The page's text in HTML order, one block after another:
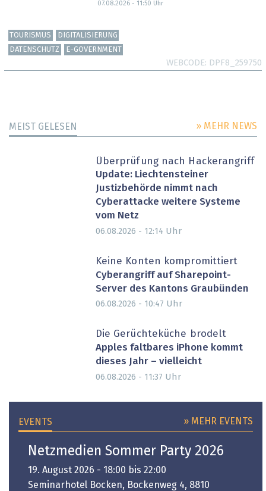
07.08.2026 - 11:50 Uhr
TOURISMUS
DIGITALISIERUNG
DATENSCHUTZ
E-GOVERNMENT
WEBCODE DPF8_259750
MEIST GELESEN » MEHR NEWS
Überprüfung nach Hackerangriff
Update: Liechtensteiner
Justizbehörde nimmt nach
Cyberattacke weitere Systeme
vom Netz
06.08.2026 - 12:14 Uhr
Keine Konten kompromittiert
Cyberangriff auf Sharepoint-
Server des Kantons Graubünden
06.08.2026 - 10:47 Uhr
Die Gerüchteküche brodelt
Apples faltbares iPhone kommt
dieses Jahr – vielleicht
06.08.2026 - 11:37 Uhr
EVENTS » MEHR EVENTS
Netzmedien Sommer Party 2026
19. August 2026 - 18:00 bis 22:00
Seminarhotel Bocken, Bockenweg 4, 8810